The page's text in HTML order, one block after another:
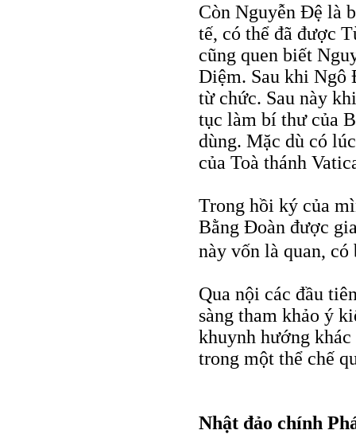
Còn Nguyễn Đệ là
tế, có thể đã được
cũng quen biết
Diệm. Sau khi
từ chức. Sau này
tục làm bí thư của
dùng. Mặc dù có
của Toà thánh
Trong hồi ký của
Bằng Đoàn được
này vốn là quan,
Qua nội các đầu
sàng tham khảo ý
khuynh hướng khác
trong một thể chế
Nhật đảo chính